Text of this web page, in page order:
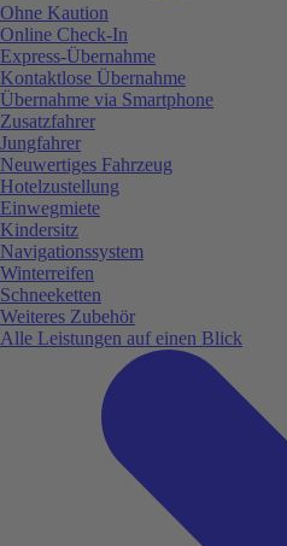
Ohne Kaution
Online Check-In
Express-Übernahme
Kontaktlose Übernahme
Übernahme via Smartphone
Zusatzfahrer
Jungfahrer
Neuwertiges Fahrzeug
Hotelzustellung
Einwegmiete
Kindersitz
Navigationssystem
Winterreifen
Schneeketten
Weiteres Zubehör
Alle Leistungen auf einen Blick